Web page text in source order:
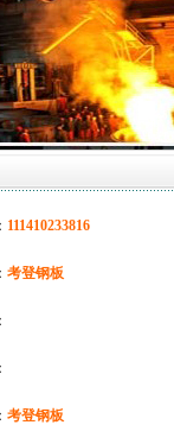
111410233816
考登钢板
考登钢板